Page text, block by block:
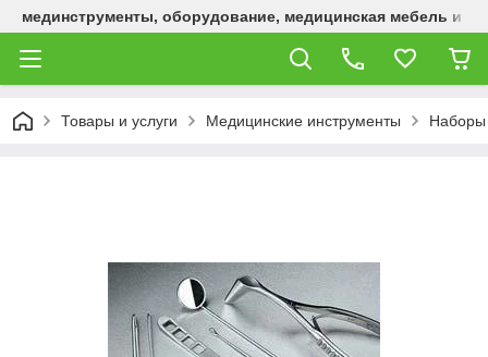
мединструменты, оборудование, медицинская мебель и
Товары и услуги Медицинские инструменты Наборы